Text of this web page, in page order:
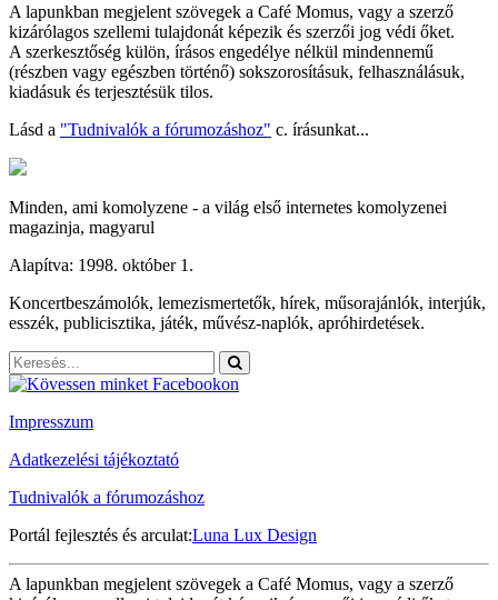
A lapunkban megjelent szövegek a Café Momus, vagy a szerző
kizárólagos szellemi tulajdonát képezik és szerzői jog védi őket.
A szerkesztőség külön, írásos engedélye nélkül mindennemű
(részben vagy egészben történő) sokszorosításuk, felhasználásuk,
kiadásuk és terjesztésük tilos.
Lásd a "Tudnivalók a fórumozáshoz" c. írásunkat...
Minden, ami komolyzene - a világ első internetes komolyzenei
magazinja, magyarul
Alapítva: 1998. október 1.
Koncertbeszámolók, lemezismertetők, hírek, műsorajánlók, interjúk,
esszék, publicisztika, játék, művész-naplók, apróhirdetések.
Impresszum
Adatkezelési tájékoztató
Tudnivalók a fórumozáshoz
Portál fejlesztés és arculat:Luna Lux Design
A lapunkban megjelent szövegek a Café Momus, vagy a szerző